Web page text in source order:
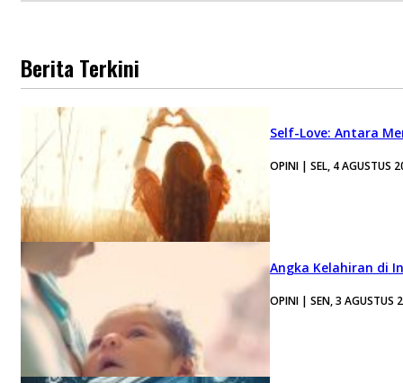
Berita Terkini
Self-Love: Antara
OPINI | SEL, 4 AGUSTUS
Angka Kelahiran di
OPINI | SEN, 3 AGUSTUS